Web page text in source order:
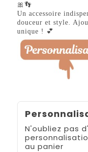
🎀👣
Un accessoire
douceur et style.
unique ! 💕
N'oubliez pas
au panier